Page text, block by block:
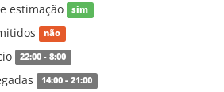
estimação sim
não
22:00 - 8:00
14:00 - 21:00